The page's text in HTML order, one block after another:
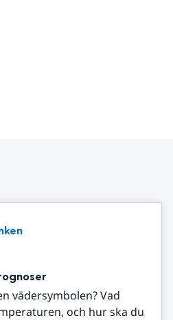
vädersymbolen? Vad
och hur ska du